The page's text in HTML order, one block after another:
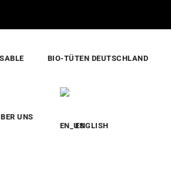
BIO-TÜTEN DEUTSCHLAND
UNS
ENGLISH